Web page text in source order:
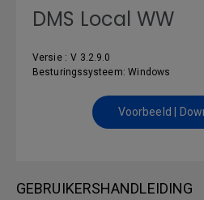
DMS Local WW
Versie : V 3.2.9.0
Besturingssysteem: Windows
Voorbeeld |
GEBRUIKERSHANDLEIDING